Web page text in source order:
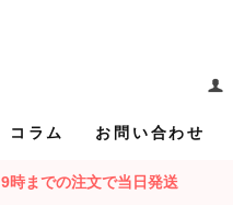
コラム お問い合わせ
9時までの注文で当日発送